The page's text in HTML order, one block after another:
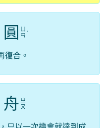
圓
ㄢ ˊ
復合。
舟 ㄓ
ㄡ